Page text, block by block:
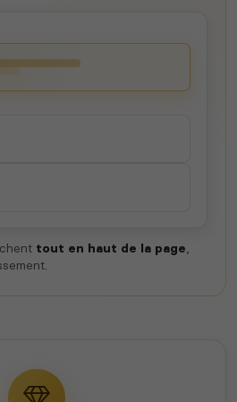
tout en haut de la page,